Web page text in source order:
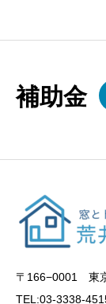
補助金
〒166−0001 東
TEL:03-3338-